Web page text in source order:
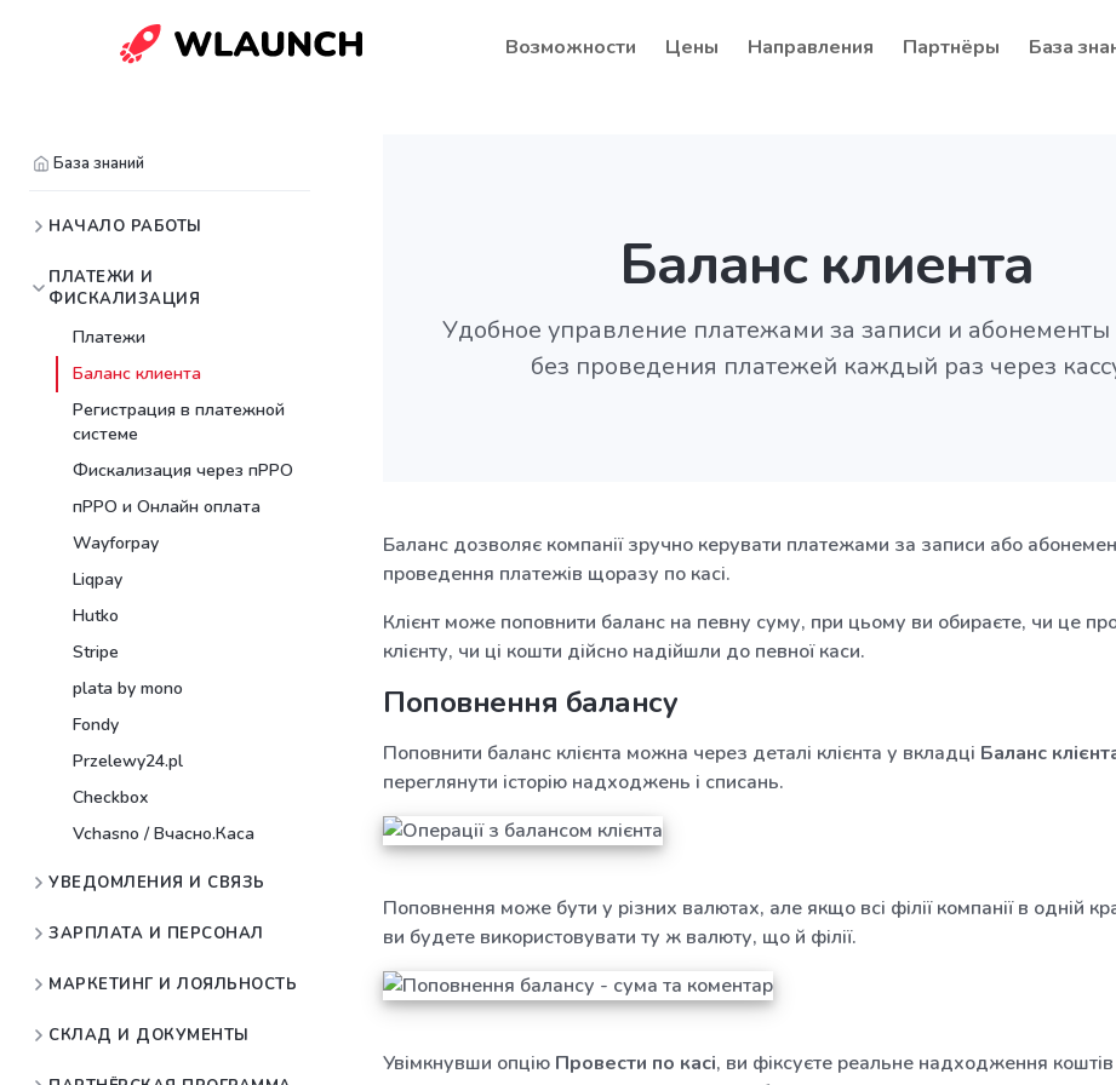
Возможности Цены Направления Партнёры База
База знаний
НАЧАЛО РАБОТЫ
ПЛАТЕЖИ И
ФИСКАЛИЗАЦИЯ
Платежи
Баланс клиента
Регистрация в платежной
системе
Фискализация через пРРО
пРРО и Онлайн оплата
Wayforpay
Liqpay
Hutko
Stripe
plata by mono
Fondy
Przelewy24.pl
Checkbox
Vchasno / Вчасно.Каса
УВЕДОМЛЕНИЯ И СВЯЗЬ
ЗАРПЛАТА И ПЕРСОНАЛ
МАРКЕТИНГ И ЛОЯЛЬНОСТЬ
СКЛАД И ДОКУМЕНТЫ
Баланс клиента
Удобное управление платежами за записи и абонементы
без проведения платежей каждый раз через
Баланс дозволяє компанії зручно керувати платежами за записи або
проведення платежів щоразу по касі.
Клієнт може поповнити баланс на певну суму, при цьому ви обираєте, чи це
клієнту, чи ці кошти дійсно надійшли до певної каси.
Поповнення балансу
Поповнити баланс клієнта можна через деталі клієнта у вкладці Баланс
переглянути історію надходжень і списань.
Поповнення може бути у різних валютах, але якщо всі філії компанії в одній
ви будете використовувати ту ж валюту, що й філії.
Увімкнувши опцію Провести по касі, ви фіксуєте реальне надходження